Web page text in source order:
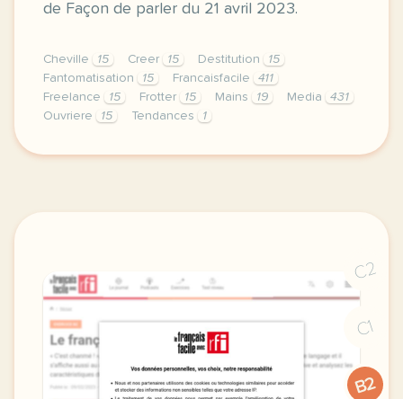
de Façon de parler du 21 avril 2023.
Cheville 15 Creer 15 Destitution
15
Fantomatisation
15 Francaisfacile
411
Freelance
15 Frotter 15 Mains 19 Media
431
Ouvriere
15 Tendances 1
exercice b1 les mots de la mode les tendances
C2
C1
B2